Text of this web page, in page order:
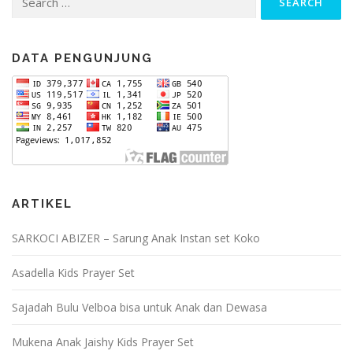
for:
DATA PENGUNJUNG
ARTIKEL
SARKOCI ABIZER – Sarung Anak Instan set Koko
Asadella Kids Prayer Set
Sajadah Bulu Velboa bisa untuk Anak dan Dewasa
Mukena Anak Jaishy Kids Prayer Set